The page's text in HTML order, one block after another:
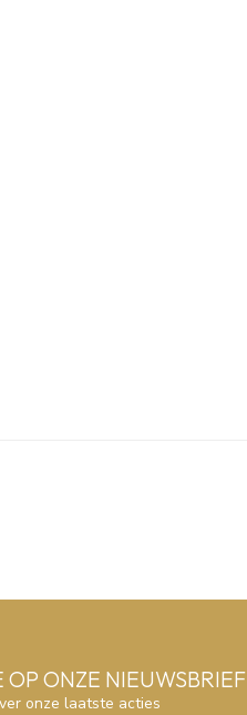
OP ONZE NIEUWSBRIEF
onze laatste acties